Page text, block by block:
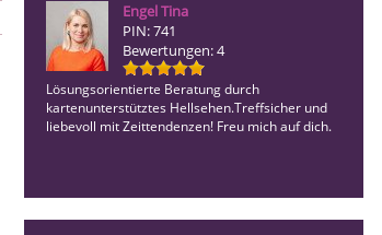
Engel Tina
PIN: 741
Bewertungen: 4
Lösungsorientierte Beratung durch
kartenunterstütztes Hellsehen.Treffsicher und
liebevoll mit Zeittendenzen! Freu mich auf dich.